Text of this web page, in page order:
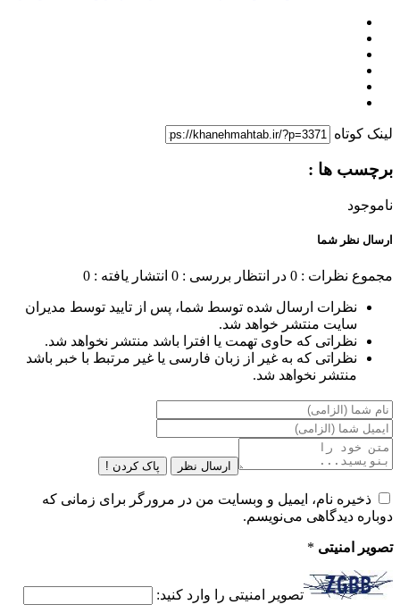
لینک کوتاه
برچسب ها :
ناموجود
ارسال نظر شما
مجموع نظرات : 0 در انتظار بررسی : 0 انتشار یافته : 0
نظرات ارسال شده توسط شما، پس از تایید توسط مدیران
سایت منتشر خواهد شد.
نظراتی که حاوی تهمت یا افترا باشد منتشر نخواهد شد.
نظراتی که به غیر از زبان فارسی یا غیر مرتبط با خبر باشد
منتشر نخواهد شد.
ارسال نظر پاک کردن !
ذخیره نام، ایمیل و وبسایت من در مرورگر برای زمانی که
دوباره دیدگاهی می‌نویسم.
تصویر امنیتی *
تصویر امنیتی را وارد کنید: